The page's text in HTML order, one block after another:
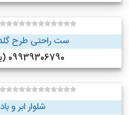
ست راحتی طرح
09939306790 (بیرجند )
شلوار ابر و